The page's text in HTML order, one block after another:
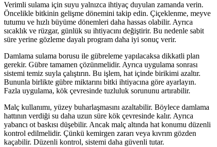
Verimli sulama için suyu yalnızca ihtiyaç duyulan zamanda verin.
Öncelikle bitkinin gelişme dönemini takip edin. Çiçeklenme, meyve
tutumu ve hızlı büyüme dönemleri daha hassas olabilir. Ayrıca
sıcaklık ve rüzgar, günlük su ihtiyacını değiştirir. Bu nedenle sabit
süre yerine gözleme dayalı program daha iyi sonuç verir.
Damlama sulama borusu ile gübreleme yapılacaksa dikkatli plan
gerekir. Gübre tamamen çözünmelidir. Ayrıca uygulama sonrası
sistemi temiz suyla çalıştırın. Bu işlem, hat içinde birikimi azaltır.
Bununla birlikte gübre miktarını bitki ihtiyacına göre ayarlayın.
Fazla uygulama, kök çevresinde tuzluluk sorununu artırabilir.
Malç kullanımı, yüzey buharlaşmasını azaltabilir. Böylece damlama
hattının verdiği su daha uzun süre kök çevresinde kalır. Ayrıca
yabancı ot baskısı düşebilir. Ancak malç altında hat konumu düzenli
kontrol edilmelidir. Çünkü kemirgen zararı veya kıvrım gözden
kaçabilir. Düzenli kontrol, sistemi daha güvenli tutar.